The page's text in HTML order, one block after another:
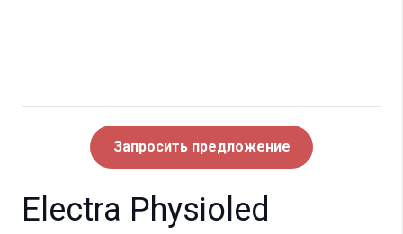
Запросить предложение
Electra Physioled